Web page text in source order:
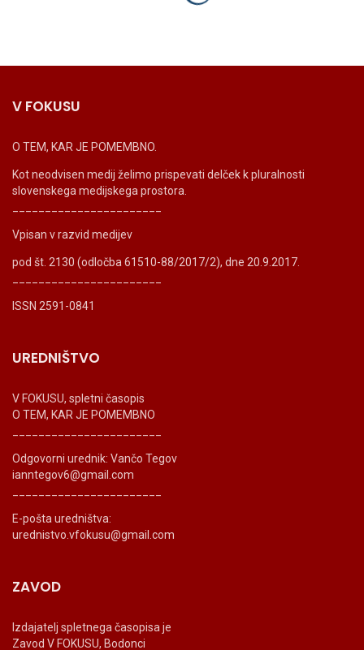
V FOKUSU
O TEM, KAR JE POMEMBNO.
Kot neodvisen medij želimo prispevati delček k pluralnosti
slovenskega medijskega prostora.
Vpisan v razvid medijev
pod št. 2130 (odločba 61510-88/2017/2), dne 20.9.2017.
ISSN 2591-0841
UREDNIŠTVO
V FOKUSU, spletni časopis
O TEM, KAR JE POMEMBNO
Odgovorni urednik: Vančo Tegov
ianntegov6@gmail.com
E-pošta uredništva:
urednistvo.vfokusu@gmail.com
ZAVOD
Izdajatelj spletnega časopisa je
Zavod V FOKUSU, Bodonci